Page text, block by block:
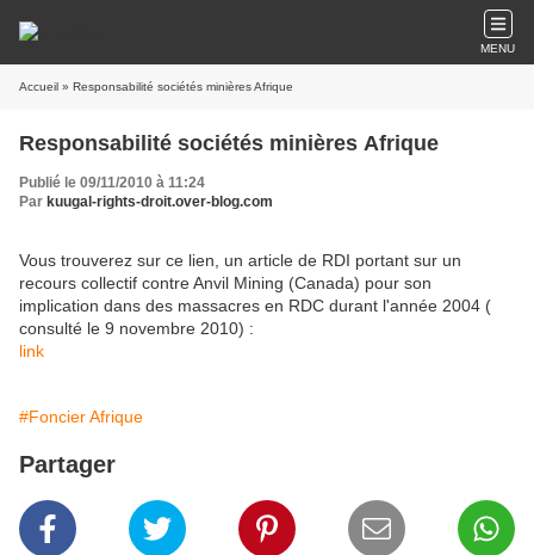
MENU
Accueil » Responsabilité sociétés minières Afrique
Responsabilité sociétés minières Afrique
Publié le 09/11/2010 à 11:24
Par kuugal-rights-droit.over-blog.com
Vous trouverez sur ce lien, un article de RDI portant sur un
recours collectif contre Anvil Mining (Canada) pour son
implication dans des massacres en RDC durant l'année 2004 (
consulté le 9 novembre 2010) :
link
#Foncier Afrique
Partager